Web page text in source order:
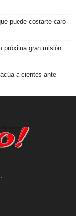
puede costarte caro
próxima gran misión
a cientos ante